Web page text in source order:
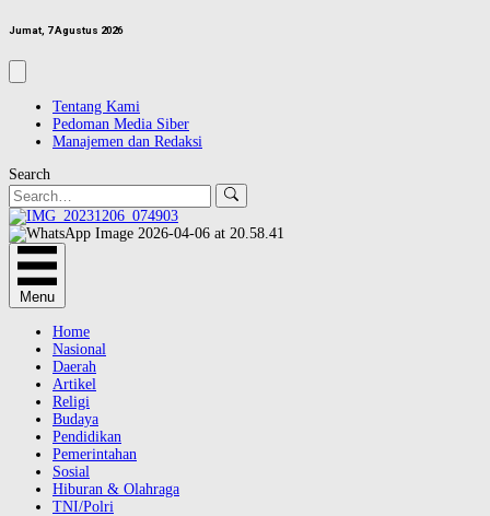
Jumat, 7 Agustus 2026
Tentang Kami
Pedoman Media Siber
Manajemen dan Redaksi
Search
Menu
Home
Nasional
Daerah
Artikel
Religi
Budaya
Pendidikan
Pemerintahan
Sosial
Hiburan & Olahraga
TNI/Polri